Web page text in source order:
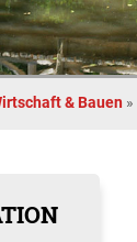
& Bauen »